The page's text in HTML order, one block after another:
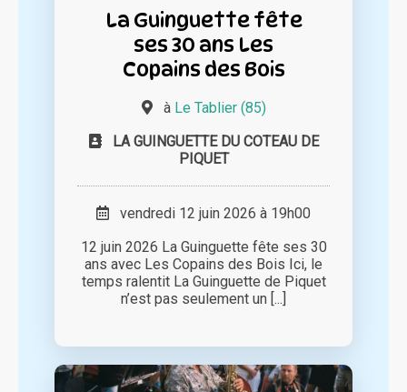
La Guinguette fête
ses 30 ans Les
Copains des Bois
à Le Tablier (85)
LA GUINGUETTE DU COTEAU DE
PIQUET
vendredi 12 juin 2026 à 19h00
12 juin 2026 La Guinguette fête ses 30
ans avec Les Copains des Bois Ici, le
temps ralentit La Guinguette de Piquet
n’est pas seulement un [...]